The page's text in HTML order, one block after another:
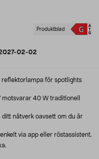
Produktblad
02-02
för spotlights
40 W traditionell
nätverk oavsett om du är
via app eller röstassistent.